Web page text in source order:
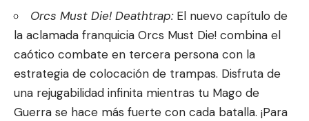
Orcs Must Die! Deathtrap:El nuevo capítulo de
la aclamada franquicia Orcs Must Die! combina el
caótico combate en tercera persona con la
estrategia de colocación de trampas. Disfruta de
una rejugabilidad infinita mientras tu Mago de
Guerra se hace más fuerte con cada batalla. ¡Para